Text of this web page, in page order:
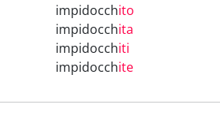
impidocchito
impidocchita
impidocchiti
impidocchite